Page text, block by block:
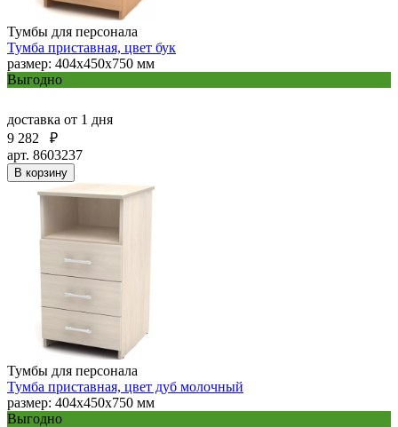
Тумбы для персонала
Тумба приставная, цвет бук
размер: 404х450х750 мм
Выгодно
доставка от 1 дня
9 282
₽
арт. 8603237
В корзину
Тумбы для персонала
Тумба приставная, цвет дуб молочный
размер: 404х450х750 мм
Выгодно